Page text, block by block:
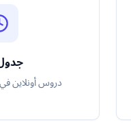
دروس أونلاين